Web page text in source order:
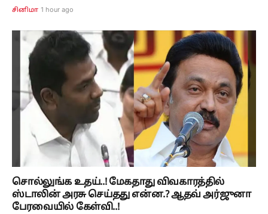
சினிமா 1 hour ago
சொல்லுங்க உதய்..! மேகதாது விவகாரத்தில்
ஸ்டாலின் அரசு செய்தது என்ன.? ஆதவ் அர்ஜுனா
பேரவையில் கேள்வி..!